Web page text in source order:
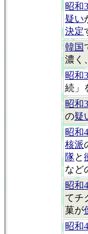
昭和
疑い
決定
韓国
濃く、
昭和
続」
昭和
の疑
昭和
核派
隊と
など
昭和
てチ
菓が
昭和